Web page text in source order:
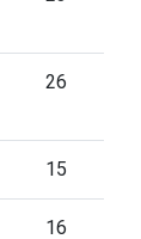
26
15
16